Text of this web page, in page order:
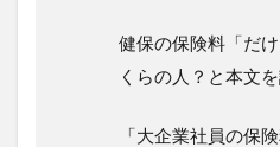
健保の保険料「だ
くらの人？と本文を
「大企業社員の保